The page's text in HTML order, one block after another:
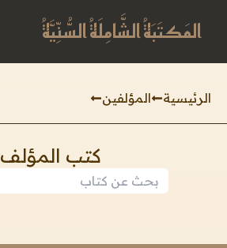
المَكتَبَةُ الشَّامِلَةُ السُّنِّيَّةُ
الرئيسية المؤلفين
كتب المؤلف